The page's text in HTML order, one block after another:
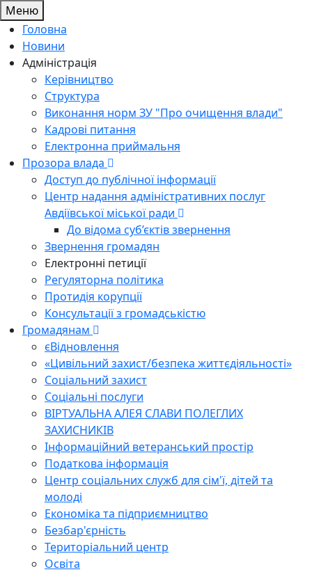
Меню
Головна
Новини
Адміністрація
Керівництво
Структура
Виконання норм ЗУ "Про очищення влади"
Кадрові питання
Електронна приймальня
Прозора влада
Доступ до публічної інформації
Центр надання адміністративних послуг
Авдіївської міської ради
До відома суб’єктів звернення
Звернення громадян
Електронні петиції
Регуляторна політика
Протидія корупції
Консультації з громадськістю
Громадянам
єВідновлення
«Цивільний захист/безпека життєдіяльності»
Соціальний захист
Соціальні послуги
ВІРТУАЛЬНА АЛЕЯ СЛАВИ ПОЛЕГЛИХ
ЗАХИСНИКІВ
Інформаційний ветеранський простір
Податкова інформація
Центр соціальних служб для сім'ї, дітей та
молоді
Економіка та підприємництво
Безбар'єрність
Територіальний центр
Освіта